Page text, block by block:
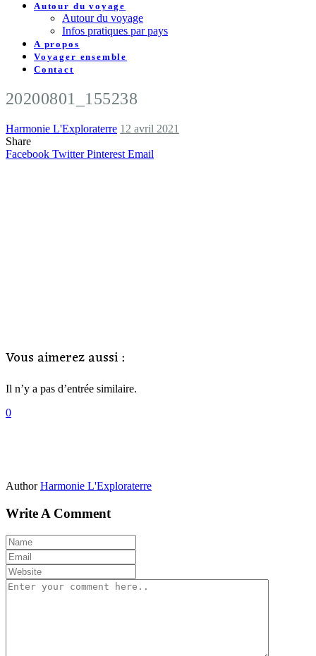
Autour du voyage
Autour du voyage
Infos pratiques par pays
A propos
Voyager ensemble
Contact
20200801_155238
Harmonie L'Exploraterre 12 avril 2021
Share
Facebook Twitter Pinterest Email
Vous aimerez aussi :
Il n’y a pas d’entrée similaire.
0
Author Harmonie L'Exploraterre
Write A Comment